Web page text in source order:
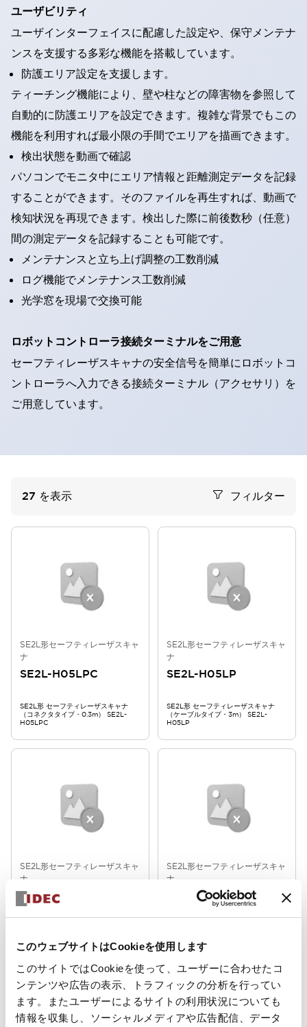
このウェブサイトはCookieを使用します
このサイトではCookieを使って、ユーザーに合わせたコ
ンテンツや広告の表示、トラフィックの分析を行ってい
ます。またユーザーによるサイトの利用状況についても
情報を収集し、ソーシャルメディアや広告配信、データ
ユーザビリティ
ユーザインターフェイスに配慮した設定や、保守メンテナ
ンスを支援する多彩な機能を搭載しています。
防護エリア設定を支援します。
ティーチング機能により、壁や柱などの障害物を参照して
自動的に防護エリアを設定できます。複雑な背景でもこの
機能を利用すれば最小限の手間でエリアを描画できます。
検出状態を動画で確認
パソコンでモニタ中にエリア情報と距離測定データを記録
することができます。そのファイルを再生すれば、動画で
検知状況を再現できます。検出した際に前後数秒（任意）
間の測定データを記録することも可能です。
メンテナンスと立ち上げ調整の工数削減
ログ機能でメンテナンス工数削減
光学窓を現場で交換可能
ロボットコントローラ接続ターミナルをご用意
セーフティレーザスキャナの安全信号を簡単にロボットコ
ントローラへ入力できる接続ターミナル（アクセサリ）を
ご用意しています。
27 を表示 フィルター
SE2L形セーフティレーザスキャ
ナ
SE2L-H05LPC
SE2L形 セーフティレーザスキャナ
（コネクタタイプ・0.3m） SE2L-
H05LPC
SE2L形セーフティレーザスキャ
ナ
SE2L-H05LP
SE2L形 セーフティレーザスキャナ
（ケーブルタイプ・3m） SE2L-
H05LP
SE2L形セーフティレーザスキャ
ナ
SE9Z-T
レーブ接続用(リレー内蔵なし) Push-
in式端子台23ピン,M12コネクタ8ピン
SE2L形セーフティレーザスキャ
ナ
SE9Z-RT2SV
(直接出力＋反転出力)×2 (FANUC製コ
ントローラ向け) Push-in式端子台23ピ
ピン×1 SE9Z-RT2SV